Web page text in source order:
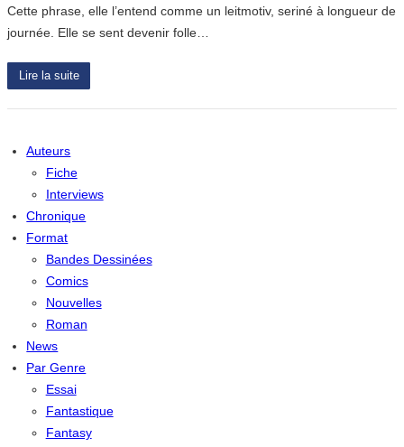
Cette phrase, elle l’entend comme un leitmotiv, seriné à longueur de
journée. Elle se sent devenir folle…
Lire la suite
Auteurs
Fiche
Interviews
Chronique
Format
Bandes Dessinées
Comics
Nouvelles
Roman
News
Par Genre
Essai
Fantastique
Fantasy